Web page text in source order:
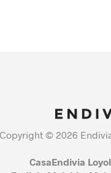
Copyright © 2026
CasaEndivia